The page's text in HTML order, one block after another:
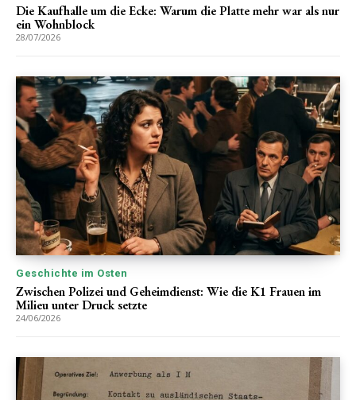
Die Kaufhalle um die Ecke: Warum die Platte mehr war als nur
ein Wohnblock
28/07/2026
Geschichte im Osten
Zwischen Polizei und Geheimdienst: Wie die K1 Frauen im
Milieu unter Druck setzte
24/06/2026